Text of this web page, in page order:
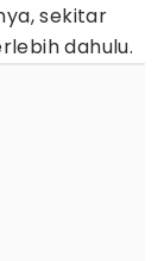
sekitar
dahulu.